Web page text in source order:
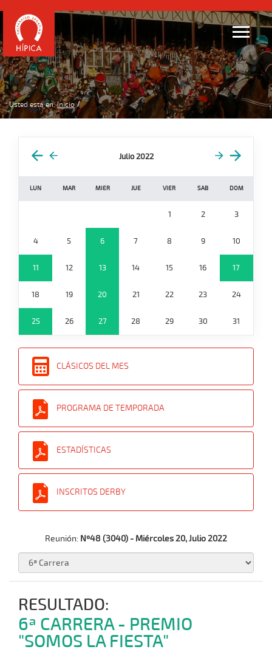
Usted está en: Inicio
Julio 2022
LUN MAR MIER JUE VIER SAB DOM
1 2 3
4 5 6 7 8 9 10
11 12 13 14 15 16 17
18 19 20 21 22 23 24
25 26 27 28 29 30 31
CLÁSICOS DEL MES
PROGRAMA DE TEMPORADA
ESTADÍSTICAS
INSCRITOS DERBY
Reunión: Nº48 (3040) - Miércoles 20, Julio 2022
RESULTADO:
6ª CARRERA - PREMIO
"SOMOS LA FIESTA"